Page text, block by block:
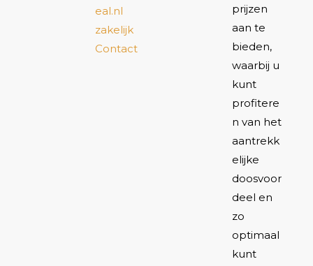
eal.nl
zakelijk
Contact
prijzen
aan te
bieden,
waarbij u
kunt
profitere
n van het
aantrekk
elijke
doosvoor
deel en
zo
optimaal
kunt